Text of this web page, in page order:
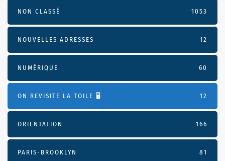
NON CLASSÉ 1053
NOUVELLES ADRESSES 12
NUMÉRIQUE 60
ON REVISITE LA TOILE 🖥️ 12
ORIENTATION 166
PARIS-BROOKLYN 81